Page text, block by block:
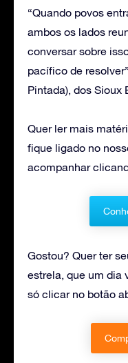
“Quando povos
ambos os lados
conversar sobre
pacífico de
Pintada), dos Sioux
Quer ler mais
fique ligado no
acompanhar
Gostou? Quer ter
estrela, que um dia
só clicar no botão